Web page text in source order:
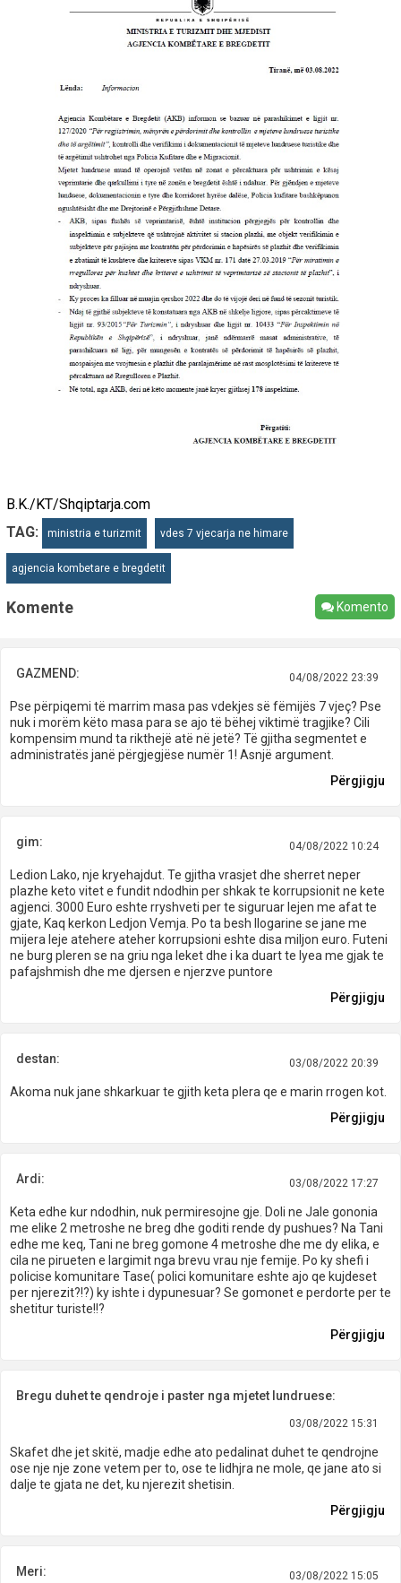
B.K./KT/Shqiptarja.com
TAG:
ministria e turizmit vdes 7 vjecarja ne himare
agjencia kombetare e bregdetit
Komente Komento
GAZMEND: 04/08/2022 23:39
Pse përpiqemi të marrim masa pas vdekjes së fëmijës 7 vjeç? Pse
nuk i morëm këto masa para se ajo të bëhej viktimë tragjike? Cili
kompensim mund ta rikthejë atë në jetë? Të gjitha segmentet e
administratës janë përgjegjëse numër 1! Asnjë argument.
Përgjigju
gim: 04/08/2022 10:24
Ledion Lako, nje kryehajdut. Te gjitha vrasjet dhe sherret neper
plazhe keto vitet e fundit ndodhin per shkak te korrupsionit ne kete
agjenci. 3000 Euro eshte rryshveti per te siguruar lejen me afat te
gjate, Kaq kerkon Ledjon Vemja. Po ta besh llogarine se jane me
mijera leje atehere ateher korrupsioni eshte disa miljon euro. Futeni
ne burg pleren se na griu nga leket dhe i ka duart te lyea me gjak te
pafajshmish dhe me djersen e njerzve puntore
Përgjigju
destan: 03/08/2022 20:39
Akoma nuk jane shkarkuar te gjith keta plera qe e marin rrogen kot.
Përgjigju
Ardi: 03/08/2022 17:27
Keta edhe kur ndodhin, nuk permiresojne gje. Doli ne Jale gononia
me elike 2 metroshe ne breg dhe goditi rende dy pushues? Na Tani
edhe me keq, Tani ne breg gomone 4 metroshe dhe me dy elika, e
cila ne pirueten e largimit nga brevu vrau nje femije. Po ky shefi i
policise komunitare Tase( polici komunitare eshte ajo qe kujdeset
per njerezit?!?) ky ishte i dypunesuar? Se gomonet e perdorte per te
shetitur turiste!!?
Përgjigju
Bregu duhet te qendroje i paster nga mjetet lundruese:
03/08/2022 15:31
Skafet dhe jet skitë, madje edhe ato pedalinat duhet te qendrojne
ose nje nje zone vetem per to, ose te lidhjra ne mole, qe jane ato si
dalje te gjata ne det, ku njerezit shetisin.
Përgjigju
Meri: 03/08/2022 15:05